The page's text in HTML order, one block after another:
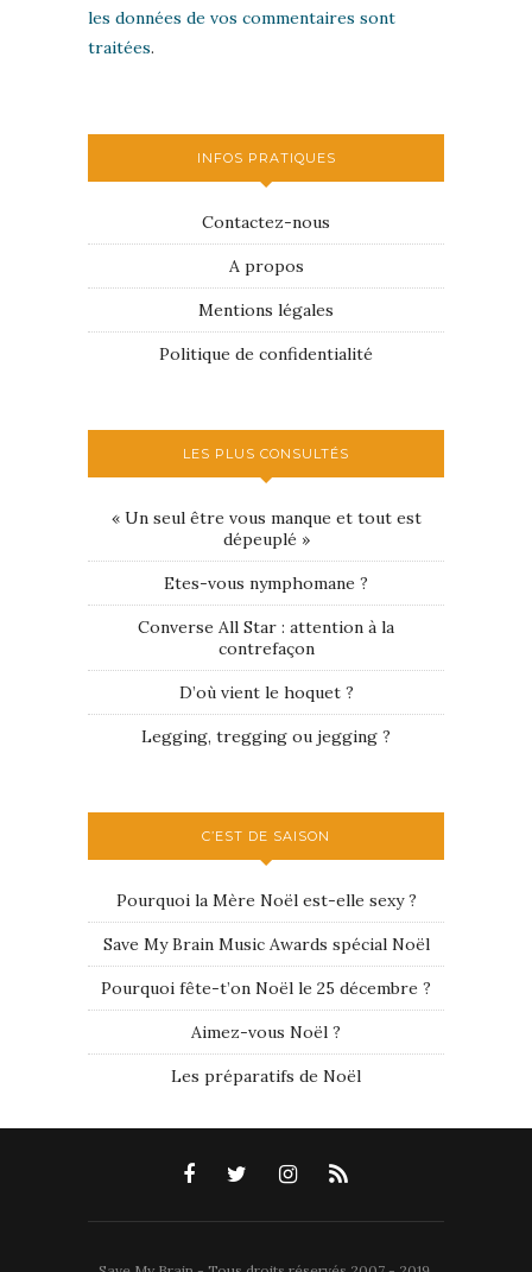
les données de vos commentaires sont
traitées.
INFOS PRATIQUES
Contactez-nous
A propos
Mentions légales
Politique de confidentialité
LES PLUS CONSULTÉS
« Un seul être vous manque et tout est
dépeuplé »
Etes-vous nymphomane ?
Converse All Star : attention à la
contrefaçon
D’où vient le hoquet ?
Legging, tregging ou jegging ?
C’EST DE SAISON
Pourquoi la Mère Noël est-elle sexy ?
Save My Brain Music Awards spécial Noël
Pourquoi fête-t’on Noël le 25 décembre ?
Aimez-vous Noël ?
Les préparatifs de Noël